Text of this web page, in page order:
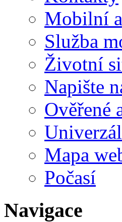
Mobilní
Služba
Životní
Napište
Ověřené
Mapa
Počasí
Navigace